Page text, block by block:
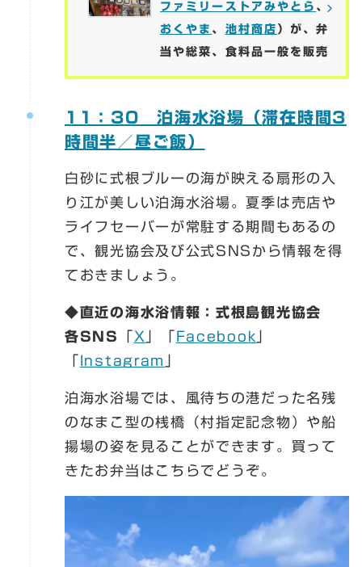
ファミリーストアみやとら 、
おくやま 、 池村商店 ）が、弁
当や総菜、食料品一般を販売
11：30 泊海水浴場（滞在時間3
時間半／ 昼ご飯）
白砂に式根ブルーの海が映える扇形の入
り江が美しい泊海水浴場。夏季は売店や
ライフセーバーが常駐する期間もあるの
で、観光協会及び公式SNSから情報を得
ておきましょう。
◆直近の海水浴情報：式根島観光協会
各SNS
X Facebook
Instagram
泊海水浴場では、風待ちの港だった名残
のなまこ型の桟橋（村指定記念物）や船
揚場の姿を見ることができます。買って
きたお弁当はこちらでどうぞ。